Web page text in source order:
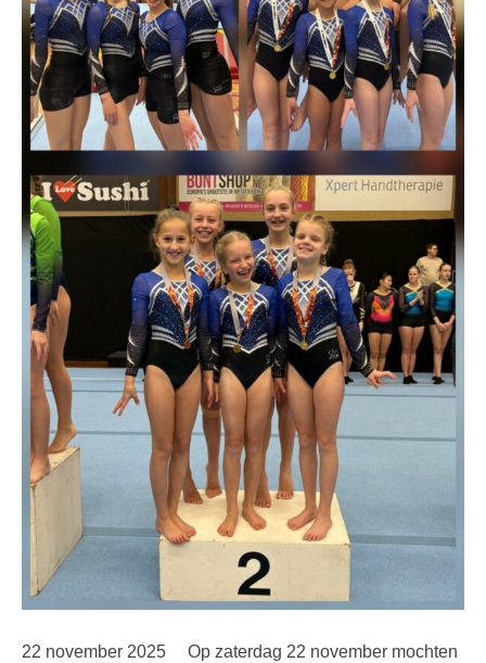
22 november 2025 Op zaterdag 22 november mochten